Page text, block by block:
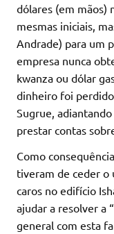
dólares (em mãos)
mesmas iniciais,
Andrade) para um
empresa nunca
kwanza ou dólar
dinheiro foi
Sugrue,
prestar contas
Como
tiveram de ceder o
caros no edifício
ajudar a resolver a
general com esta